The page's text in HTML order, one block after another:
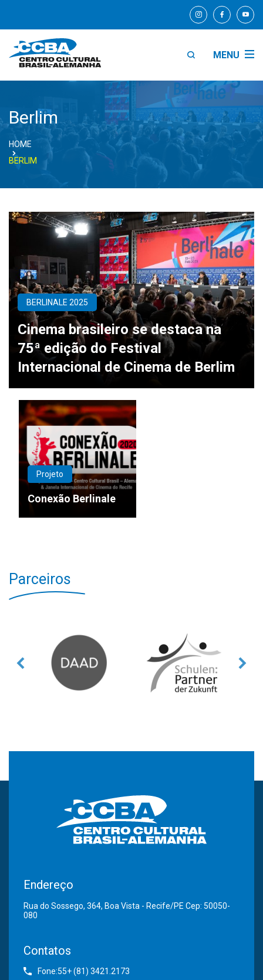
MENU
Berlim
HOME
BERLIM
BERLINALE 2025
Cinema brasileiro se destaca na
75ª edição do Festival
Internacional de Cinema de Berlim
Projeto
Conexão Berlinale
Parceiros
Endereço
Rua do Sossego, 364, Boa Vista - Recife/PE Cep: 50050-
080
Contatos
Fone:55+ (81) 3421.2173